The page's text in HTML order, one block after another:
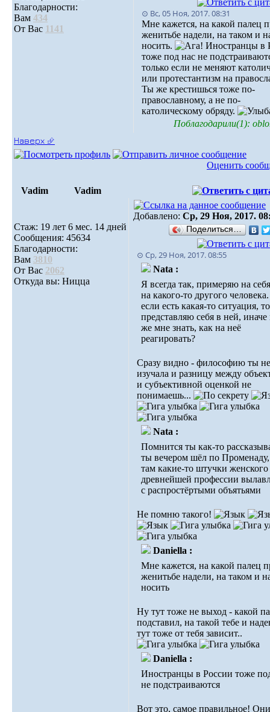
Благодарности:
Вам 434
От Вас 1141
⊙ Вс, 05 Ноя, 2017. 08:31
Мне кажется, на какой палец
женитьбе надели, на таком и
носить.
Иностранцы в
тоже под нас не
только если не меняют
или протестантизм на
Ты же крестишься тоже по-
православному, а не по-
католическому обряду.
Поблагодарили(1):
Наверх ⮵
Оценить
Vadim Vadim
Стаж: 19 лет 6 мес. 14 дней
Сообщения: 45634
Благодарности:
Вам 3810
От Вас 2062
Откуда вы: Ницца
Добавлено: Ср, 29 Ноя, 2017.
Поделиться…
⊙ Ср, 29 Ноя, 2017. 08:55
Nata :
Я всегда так, примеряю на
на какого-то другого
если есть какая-то ситуация,
представляю себя в ней, иначе
же мне знать, как на неё
реагировать?
Сразу видно - философию ты не
изучала и разницу между
и субъективной оценкой не
понимаешь...
Nata :
Помнится ты как-то
ты вечером шёл по Променаду,
там какие-то штучки женского
древнейшей профессии
с распростёртыми объятьями
Не помню такого!
Daniella :
Мне кажется, на какой палец
женитьбе надели, на таком и
носить
Ну тут тоже не выход - какой
подставил, на такой тебе и
тут тоже от тебя зависит..
Daniella :
Иностранцы в России тоже
не подстраиваются
Вот это, самое правильное! Они